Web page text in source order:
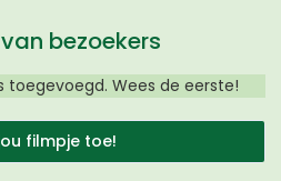
bezoekers
toegevoegd. Wees de eerste!
filmpje toe!